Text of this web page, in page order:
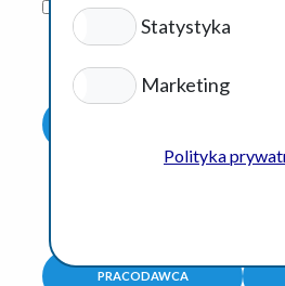
Statystyka
Marketing
Polityka
ZAPAMIĘTAJ MNIE
ZAREJESTRUJ SIĘ
PRACODAWCA